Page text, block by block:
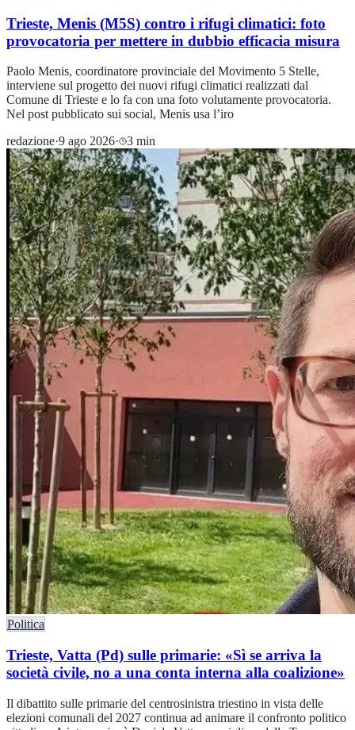
Trieste, Menis (M5S) contro i rifugi climatici: foto
provocatoria per mettere in dubbio efficacia misura
Paolo Menis, coordinatore provinciale del Movimento 5 Stelle,
interviene sul progetto dei nuovi rifugi climatici realizzati dal
Comune di Trieste e lo fa con una foto volutamente provocatoria.
Nel post pubblicato sui social, Menis usa l’iro
redazione·9 ago 2026· 3 min
Politica
Trieste, Vatta (Pd) sulle primarie: «Sì se arriva la
società civile, no a una conta interna alla coalizione»
Il dibattito sulle primarie del centrosinistra triestino in vista delle
elezioni comunali del 2027 continua ad animare il confronto politico